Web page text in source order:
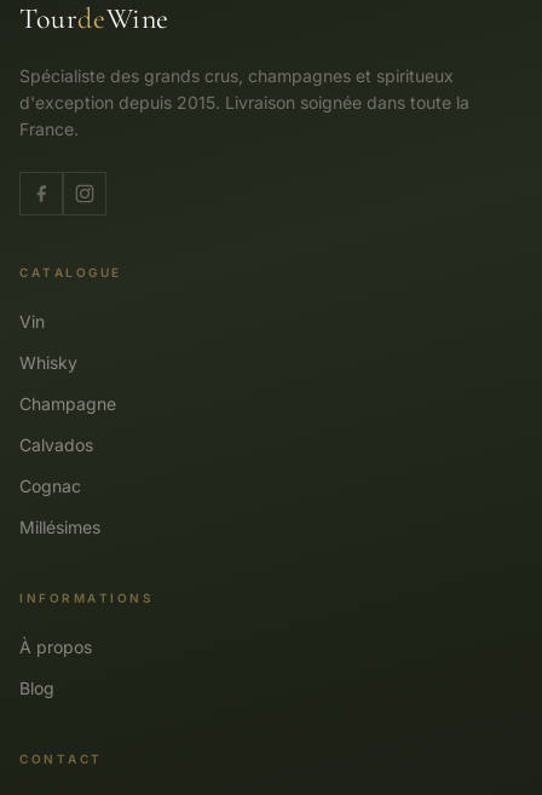
TourdeWine
Spécialiste des grands crus, champagnes et spiritueux
d'exception depuis 2015. Livraison soignée dans toute la
France.
CATALOGUE
Vin
Whisky
Champagne
Calvados
Cognac
Millésimes
INFORMATIONS
À propos
Blog
CONTACT